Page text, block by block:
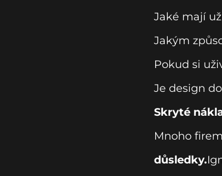
Jaké mají
Jakým
Pokud si
Je design
Skryté
Mnoho
důsledky.